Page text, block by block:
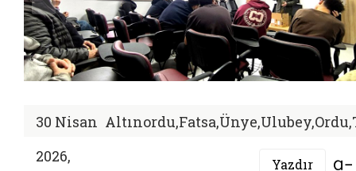
30 Nisan
2026,
Yazdır